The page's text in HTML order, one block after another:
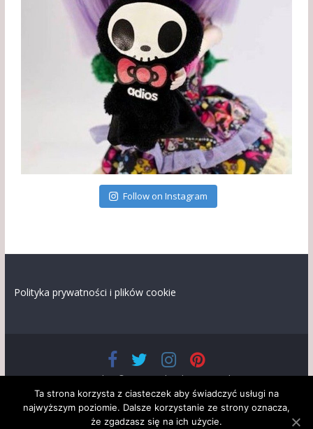
Follow on Instagram
Polityka prywatności i plików cookie
Prawa autorskie © 2026Lalandia. Wszystkie prawa
zastrzeżone.
Szablon: ColorMag opracowany przezThemeGrill. Wspierane
przez WordPress
Ta strona korzysta z ciasteczek aby świadczyć usługi na
najwyższym poziomie. Dalsze korzystanie ze strony oznacza,
że zgadzasz się na ich użycie.